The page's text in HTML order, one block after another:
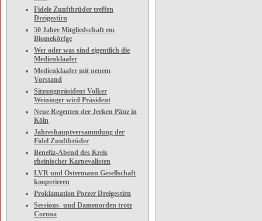
Fidele Zunftbrüder treffen
Dreigestirn
50 Jahre Mitgliedschaft em
Blomekörfge
Wer oder was sind eigentlich die
Medienklaafer
Medienklaafer mit neuem
Vorstand
Sitzungpräsident Volker
Weininger wird Präsident
Neue Regenten der Jecken Pänz in
Köln
Jahreshauptversammlung der
Fidel Zunftbrüder
Benefiz-Abend des Kreis
rheinischer Karnevalisten
LVR und Ostermann Gesellschaft
kooperieren
Proklamation Porzer Dreigestirn
Sessions- und Damenorden trotz
Corona